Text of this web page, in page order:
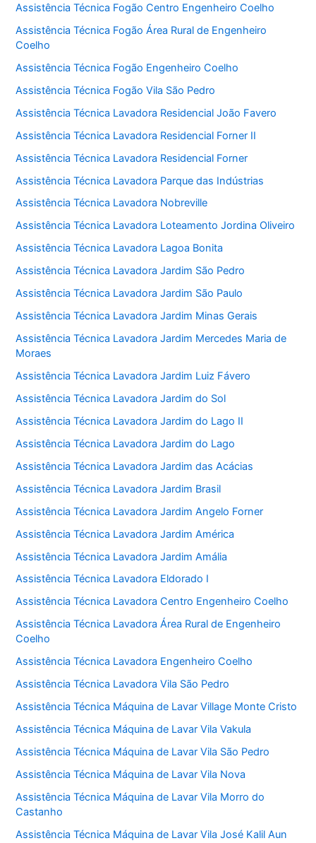
Assistência Técnica Fogão Centro Engenheiro Coelho
Assistência Técnica Fogão Área Rural de Engenheiro
Coelho
Assistência Técnica Fogão Engenheiro Coelho
Assistência Técnica Fogão Vila São Pedro
Assistência Técnica Lavadora Residencial João Favero
Assistência Técnica Lavadora Residencial Forner II
Assistência Técnica Lavadora Residencial Forner
Assistência Técnica Lavadora Parque das Indústrias
Assistência Técnica Lavadora Nobreville
Assistência Técnica Lavadora Loteamento Jordina Oliveiro
Assistência Técnica Lavadora Lagoa Bonita
Assistência Técnica Lavadora Jardim São Pedro
Assistência Técnica Lavadora Jardim São Paulo
Assistência Técnica Lavadora Jardim Minas Gerais
Assistência Técnica Lavadora Jardim Mercedes Maria de
Moraes
Assistência Técnica Lavadora Jardim Luiz Fávero
Assistência Técnica Lavadora Jardim do Sol
Assistência Técnica Lavadora Jardim do Lago II
Assistência Técnica Lavadora Jardim do Lago
Assistência Técnica Lavadora Jardim das Acácias
Assistência Técnica Lavadora Jardim Brasil
Assistência Técnica Lavadora Jardim Angelo Forner
Assistência Técnica Lavadora Jardim América
Assistência Técnica Lavadora Jardim Amália
Assistência Técnica Lavadora Eldorado I
Assistência Técnica Lavadora Centro Engenheiro Coelho
Assistência Técnica Lavadora Área Rural de Engenheiro
Coelho
Assistência Técnica Lavadora Engenheiro Coelho
Assistência Técnica Lavadora Vila São Pedro
Assistência Técnica Máquina de Lavar Village Monte Cristo
Assistência Técnica Máquina de Lavar Vila Vakula
Assistência Técnica Máquina de Lavar Vila São Pedro
Assistência Técnica Máquina de Lavar Vila Nova
Assistência Técnica Máquina de Lavar Vila Morro do
Castanho
Assistência Técnica Máquina de Lavar Vila José Kalil Aun